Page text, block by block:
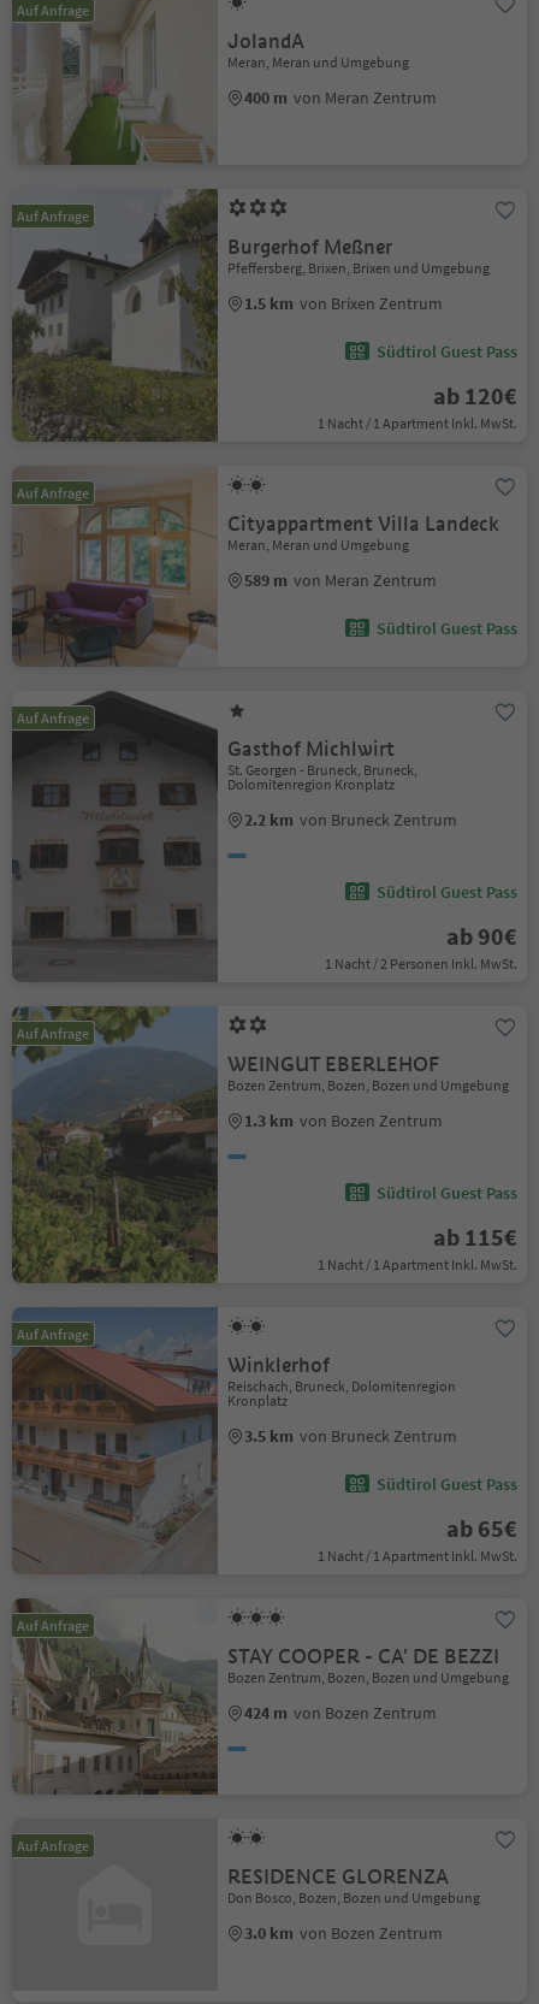
Auf Anfrage
JolandA
Meran, Meran und Umgebung
400 m von Meran Zentrum
Auf Anfrage
Burgerhof Meßner
Pfeffersberg, Brixen, Brixen und Umgebung
1.5 km von Brixen Zentrum
Südtirol Guest Pass
ab 120€
1 Nacht / 1 Apartment Inkl. MwSt.
Auf Anfrage
Cityappartment Villa Landeck
Meran, Meran und Umgebung
589 m von Meran Zentrum
Südtirol Guest Pass
Auf Anfrage
Gasthof Michlwirt
St. Georgen - Bruneck, Bruneck,
Dolomitenregion Kronplatz
2.2 km von Bruneck Zentrum
Südtirol Guest Pass
ab 90€
1 Nacht / 2 Personen Inkl. MwSt.
Auf Anfrage
WEINGUT EBERLEHOF
Bozen Zentrum, Bozen, Bozen und Umgebung
1.3 km von Bozen Zentrum
Südtirol Guest Pass
ab 115€
1 Nacht / 1 Apartment Inkl. MwSt.
Auf Anfrage
Winklerhof
Reischach, Bruneck, Dolomitenregion
Kronplatz
3.5 km von Bruneck Zentrum
Südtirol Guest Pass
ab 65€
1 Nacht / 1 Apartment Inkl. MwSt.
Auf Anfrage
STAY COOPER - CA' DE BEZZI
Bozen Zentrum, Bozen, Bozen und Umgebung
424 m von Bozen Zentrum
Auf Anfrage
RESIDENCE GLORENZA
Don Bosco, Bozen, Bozen und Umgebung
3.0 km von Bozen Zentrum